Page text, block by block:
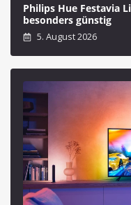
Philips Hue Festavia
besonders günstig
5. August 2026